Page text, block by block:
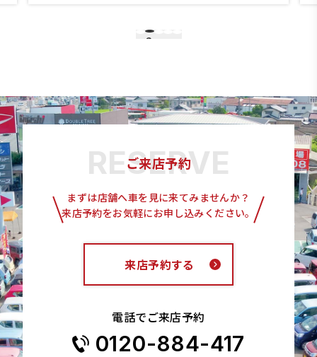
2
ご来店予約
まずは店舗へ車を見に来てみませんか？
来店予約をお気軽にお申し込みください。
来店予約する
電話でご来店予約
0120-884-417